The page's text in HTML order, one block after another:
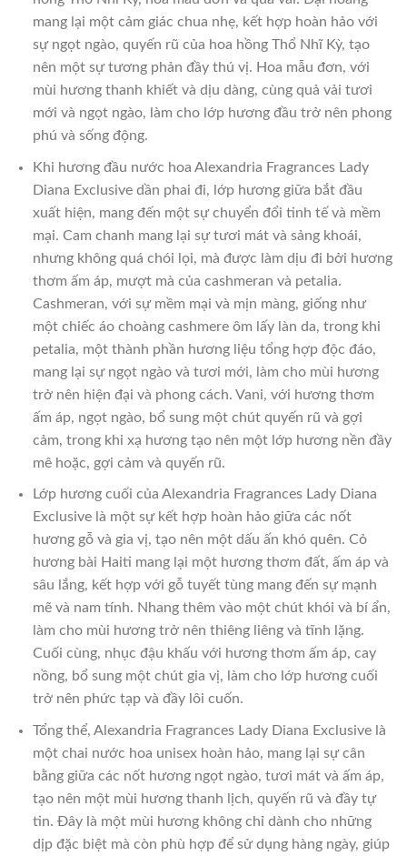
mang lại một cảm giác chua nhẹ, kết hợp hoàn hảo với
sự ngọt ngào, quyến rũ của hoa hồng Thổ Nhĩ Kỳ, tạo
nên một sự tương phản đầy thú vị. Hoa mẫu đơn, với
mùi hương thanh khiết và dịu dàng, cùng quả vải tươi
mới và ngọt ngào, làm cho lớp hương đầu trở nên phong
phú và sống động.
Khi hương đầu nước hoa Alexandria Fragrances Lady
Diana Exclusive dần phai đi, lớp hương giữa bắt đầu
xuất hiện, mang đến một sự chuyển đổi tinh tế và mềm
mại. Cam chanh mang lại sự tươi mát và sảng khoái,
nhưng không quá chói lọi, mà được làm dịu đi bởi hương
thơm ấm áp, mượt mà của cashmeran và petalia.
Cashmeran, với sự mềm mại và mịn màng, giống như
một chiếc áo choàng cashmere ôm lấy làn da, trong khi
petalia, một thành phần hương liệu tổng hợp độc đáo,
mang lại sự ngọt ngào và tươi mới, làm cho mùi hương
trở nên hiện đại và phong cách. Vani, với hương thơm
ấm áp, ngọt ngào, bổ sung một chút quyến rũ và gợi
cảm, trong khi xạ hương tạo nên một lớp hương nền đầy
mê hoặc, gợi cảm và quyến rũ.
Lớp hương cuối của Alexandria Fragrances Lady Diana
Exclusive là một sự kết hợp hoàn hảo giữa các nốt
hương gỗ và gia vị, tạo nên một dấu ấn khó quên. Cỏ
hương bài Haiti mang lại một hương thơm đất, ấm áp và
sâu lắng, kết hợp với gỗ tuyết tùng mang đến sự mạnh
mẽ và nam tính. Nhang thêm vào một chút khói và bí ẩn,
làm cho mùi hương trở nên thiêng liêng và tĩnh lặng.
Cuối cùng, nhục đậu khấu với hương thơm ấm áp, cay
nồng, bổ sung một chút gia vị, làm cho lớp hương cuối
trở nên phức tạp và đầy lôi cuốn.
Tổng thể, Alexandria Fragrances Lady Diana Exclusive là
một chai nước hoa unisex hoàn hảo, mang lại sự cân
bằng giữa các nốt hương ngọt ngào, tươi mát và ấm áp,
tạo nên một mùi hương thanh lịch, quyến rũ và đầy tự
tin. Đây là một mùi hương không chỉ dành cho những
dịp đặc biệt mà còn phù hợp để sử dụng hàng ngày, giúp